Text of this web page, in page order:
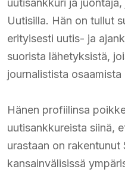
uutisankkuri ja
Uutisilla. Hän on tullut
erityisesti uutis- ja
suorista lähetyksistä,
journalistista
Hänen profiilinsa
uutisankkureista siinä,
urastaan on rakentunut
kansainvälisissä